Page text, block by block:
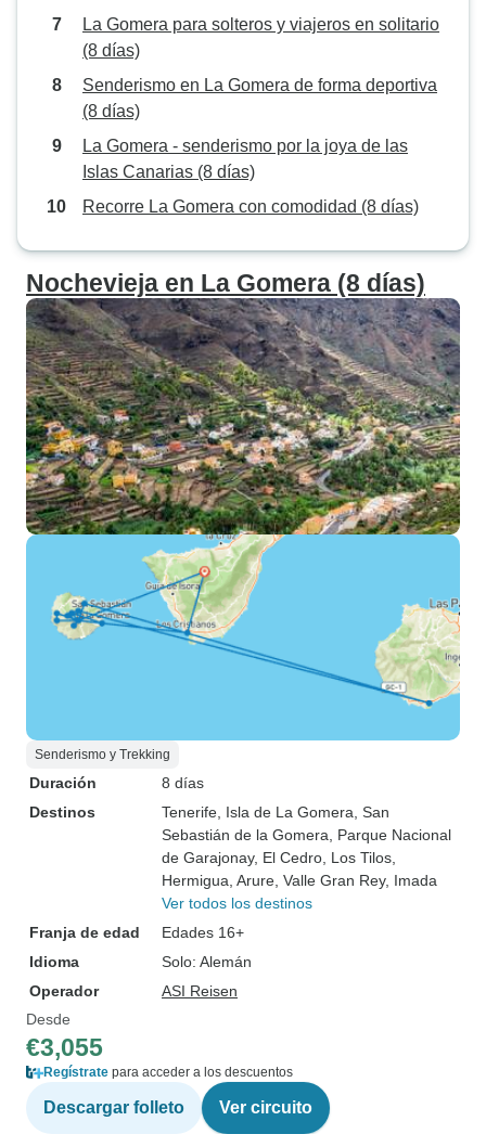
La Gomera para solteros y viajeros en solitario
(8 días)
Senderismo en La Gomera de forma deportiva
(8 días)
La Gomera - senderismo por la joya de las
Islas Canarias (8 días)
Recorre La Gomera con comodidad (8 días)
Nochevieja en La Gomera (8 días)
Senderismo y Trekking
Duración
8 días
Destinos
Tenerife , Isla de La Gomera , San
Sebastián de la Gomera , Parque Nacional
de Garajonay, El Cedro , Los Tilos
Hermigua , Arure , Valle Gran Rey, Imada
Ver todos los destinos
Franja de edad
Edades 16+
Idioma
Solo: Alemán
Operador
ASI Reisen
Desde
€3,055
Regístrate para acceder a los descuentos
Descargar folleto Ver circuito